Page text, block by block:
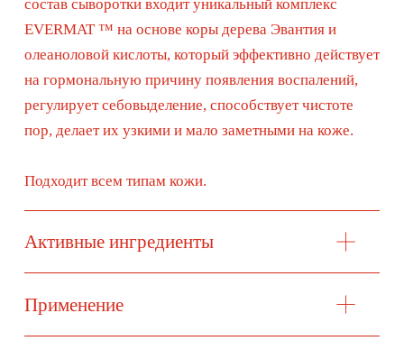
ИНН 231517796699
ОГРН 320774600200027
Публичная оферта
Политика конфиденциальности
WhatsApp Telegram